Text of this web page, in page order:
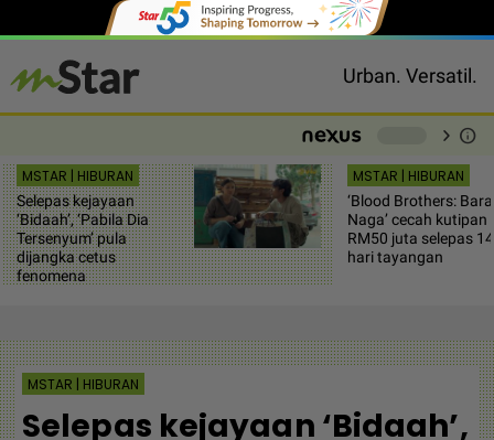
Urban. Versatil.
chevron_right info
MSTAR | HIBURAN
Selepas kejayaan
‘Bidaah’, ‘Pabila Dia
Tersenyum’ pula
dijangka cetus
fenomena
MSTAR | HIBURAN
‘Blood Brothers: Bara
Naga’ cecah kutipan
RM50 juta selepas 14
hari tayangan
MSTAR | HIBURAN
Selepas kejayaan ‘Bidaah’,